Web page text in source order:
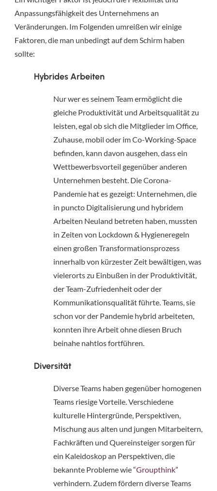
Anpassungsfähigkeit des Unternehmens an
Veränderungen. Im Folgenden umreißen wir einige
Faktoren, die man unbedingt auf dem Schirm haben
sollte:
Hybrides Arbeiten
Nur wer es seinem Team ermöglicht die
gleiche Produktivität und Arbeitsqualität zu
leisten, egal ob sich die Mitglieder im Office,
Zuhause, mobil oder im Co-Working-Space
befinden, kann davon ausgehen, dass ein
Wettbewerbsvorteil gegenüber anderen
Unternehmen besteht. Die Corona-
Pandemie hat es gezeigt: Unternehmen, die
in puncto Digitalisierung und hybridem
Arbeiten Neuland betreten haben, mussten
in Zeiten von Lockdown & Hygieneregeln
einen großen Transformationsprozess
innerhalb von kürzester Zeit bewältigen, was
vielerorts zu Einbußen in der Produktivität,
der Team-Zufriedenheit oder der
Kommunikationsqualität führte. Teams, sie
schon vor der Pandemie hybrid arbeiteten,
konnten ihre Arbeit ohne diesen Bruch
beinahe nahtlos fortführen.
Diversität
Diverse Teams haben gegenüber homogenen
Teams riesige Vorteile. Verschiedene
kulturelle Hintergründe, Perspektiven,
Mischung aus alten und jungen Mitarbeitern,
Fachkräften und Quereinsteiger sorgen für
ein Kaleidoskop an Perspektiven, die
bekannte Probleme wie “Groupthink”
verhindern. Zudem fördern diverse Teams